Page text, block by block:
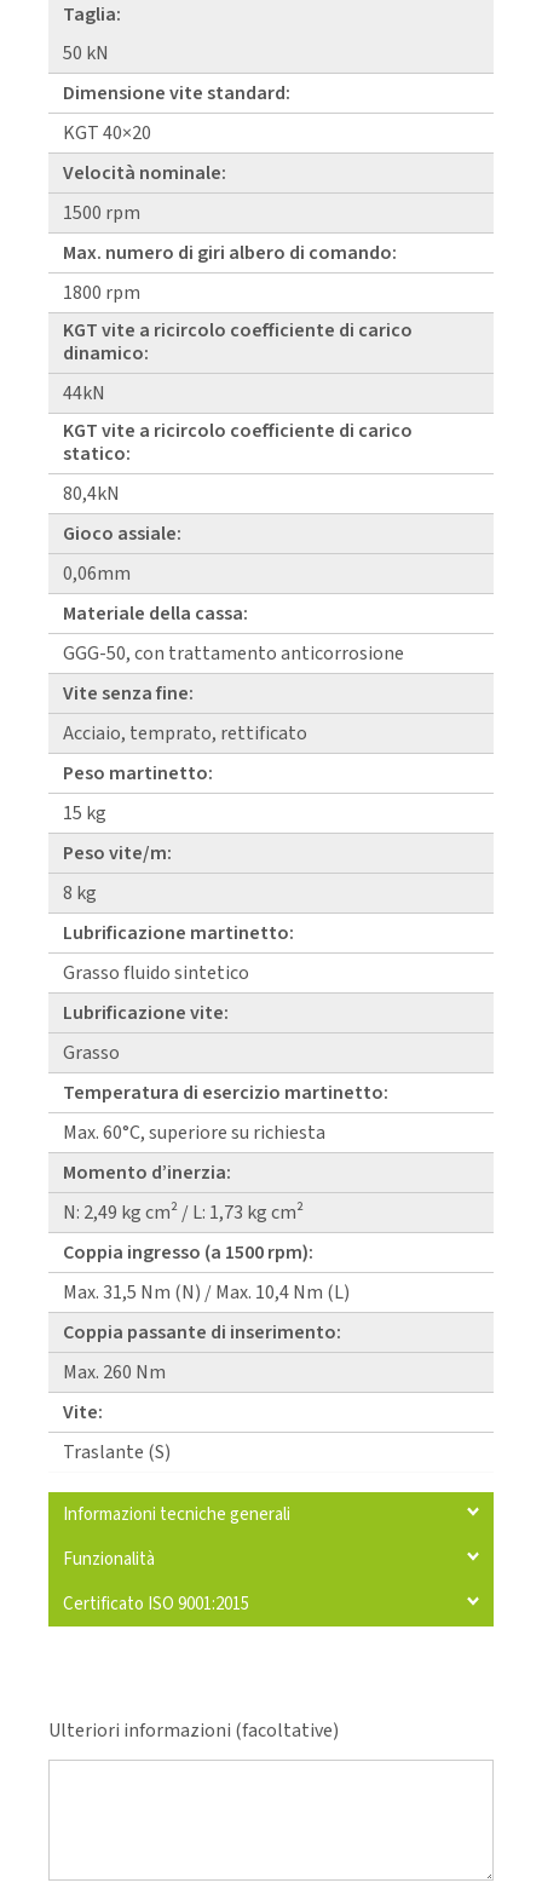
Taglia:
50 kN
Dimensione vite standard:
KGT 40×20
Velocità nominale:
1500 rpm
Max. numero di giri albero di comando:
1800 rpm
KGT vite a ricircolo coefficiente di carico
dinamico:
44kN
KGT vite a ricircolo coefficiente di carico
statico:
80,4kN
Gioco assiale:
0,06mm
Materiale della cassa:
GGG-50, con trattamento anticorrosione
Vite senza fine:
Acciaio, temprato, rettificato
Peso martinetto:
15 kg
Peso vite/m:
8 kg
Lubrificazione martinetto:
Grasso fluido sintetico
Lubrificazione vite:
Grasso
Temperatura di esercizio martinetto:
Max. 60°C, superiore su richiesta
Momento d’inerzia:
N: 2,49 kg cm² / L: 1,73 kg cm²
Coppia ingresso (a 1500 rpm):
Max. 31,5 Nm (N) / Max. 10,4 Nm (L)
Coppia passante di inserimento:
Max. 260 Nm
Vite:
Traslante (S)
Informazioni tecniche generali
Funzionalità
Certificato ISO 9001:2015
Ulteriori informazioni (facoltative)